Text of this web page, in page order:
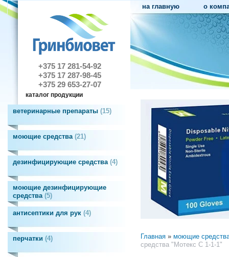
+375 17 281-54-92
+375 17 287-98-45
+375 29 653-27-07
на главную о
каталог продукции
ветеринарные препараты 15
моющие средства 21
дезинфицирующие средства 4
моющие дезинфицирующие
средства 5
антисептики для рук 4
перчатки 4 Главная » моющие
средства "Мотекс С 1-1-1"